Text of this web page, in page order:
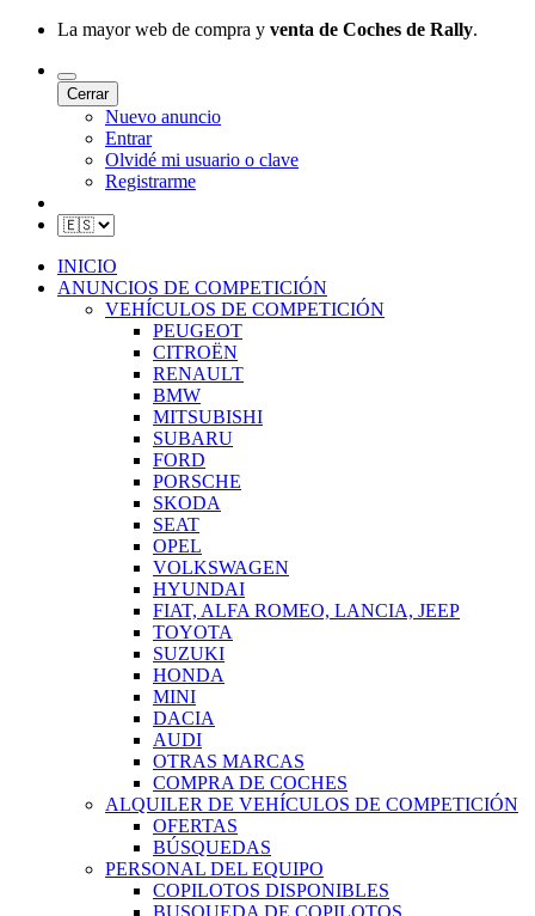
La mayor web de compra y venta de Coches de Rally.
Cerrar
Nuevo anuncio
Entrar
Olvidé mi usuario o clave
Registrarme
INICIO
ANUNCIOS DE COMPETICIÓN
VEHÍCULOS DE COMPETICIÓN
PEUGEOT
CITROËN
RENAULT
BMW
MITSUBISHI
SUBARU
FORD
PORSCHE
SKODA
SEAT
OPEL
VOLKSWAGEN
HYUNDAI
FIAT, ALFA ROMEO, LANCIA, JEEP
TOYOTA
SUZUKI
HONDA
MINI
DACIA
AUDI
OTRAS MARCAS
COMPRA DE COCHES
ALQUILER DE VEHÍCULOS DE COMPETICIÓN
OFERTAS
BÚSQUEDAS
PERSONAL DEL EQUIPO
COPILOTOS DISPONIBLES
BUSQUEDA DE COPILOTOS